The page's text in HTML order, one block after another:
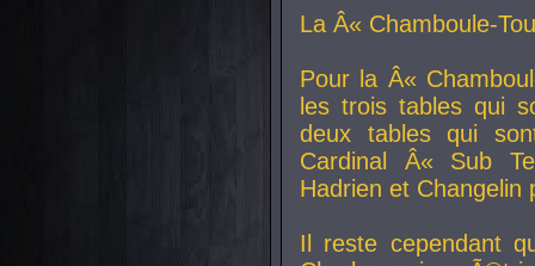
La Â« Chamboule-
Pour la Â«
les trois tables qui
deux tables qui
Cardinal
Â« Sub
Hadrien et Changelin
Il reste cependant